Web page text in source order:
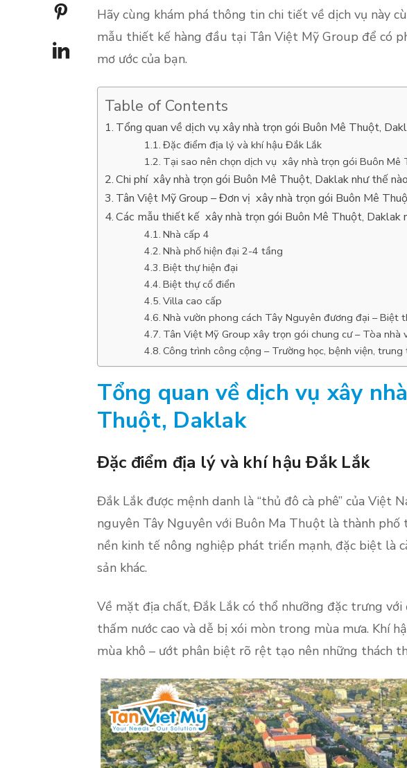
Hãy cùng khám phá thông tin chi tiết về dịch vụ này
mẫu thiết kế hàng đầu tại Tân Việt Mỹ Group để có
mơ ước của bạn.
Table of Contents
Tổng quan về dịch vụ xây nhà trọn gói Buôn Mê Thuột,
Đặc điểm địa lý và khí hậu Đắk Lắk
Tại sao nên chọn dịch vụ xây nhà trọn gói Buôn Mê
Chi phí xây nhà trọn gói Buôn Mê Thuột, Daklak như thế nào
Tân Việt Mỹ Group – Đơn vị xây nhà trọn gói Buôn Mê
Các mẫu thiết kế xây nhà trọn gói Buôn Mê Thuột, Daklak
Nhà cấp 4
Nhà phố hiện đại 2-4 tầng
Biệt thự hiện đại
Biệt thự cổ điển
Villa cao cấp
Nhà vườn phong cách Tây Nguyên đương đại – Biệt
Tân Việt Mỹ Group xây trọn gói chung cư – Tòa nhà
Công trình công cộng – Trường học, bệnh viện,
Tổng quan về dịch vụ xây
Thuột, Daklak
Đặc điểm địa lý và khí hậu Đắk Lắk
Đắk Lắk được mệnh danh là “thủ đô cà phê” của Việt
nguyên Tây Nguyên với Buôn Ma Thuột là thành
nền kinh tế nông nghiệp phát triển mạnh, đặc biệt là
sản khác.
Về mặt địa chất, Đắk Lắk có thổ nhưỡng đặc trưng
thấm nước cao và dễ bị xói mòn trong mùa mưa. Khí
mùa khô – ướt phân biệt rõ rệt tạo nên những thách